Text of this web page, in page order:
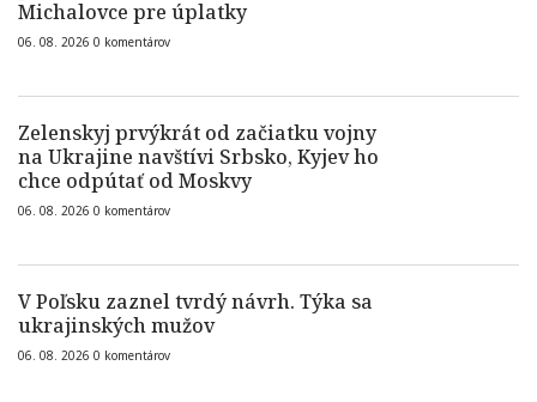
Michalovce pre úplatky
06. 08. 2026 0 komentárov
Zelenskyj prvýkrát od začiatku vojny
na Ukrajine navštívi Srbsko, Kyjev ho
chce odpútať od Moskvy
06. 08. 2026 0 komentárov
V Poľsku zaznel tvrdý návrh. Týka sa
ukrajinských mužov
06. 08. 2026 0 komentárov